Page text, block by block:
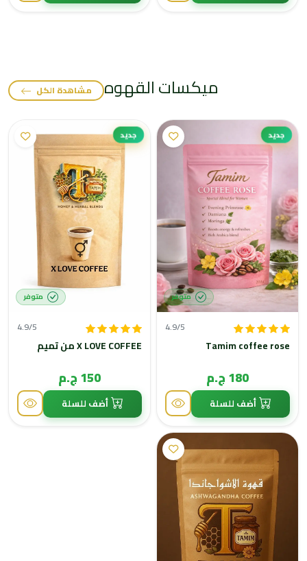
ميكسات القهوه مشاهدة الكل
جديد
متوفر
4.9/5
Tamim coffee rose
180 ج.م
أضف للسلة
جديد
متوفر
4.9/5
X LOVE COFFEE من تميم
150 ج.م
أضف للسلة